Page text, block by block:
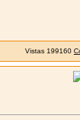
Vistas 199160